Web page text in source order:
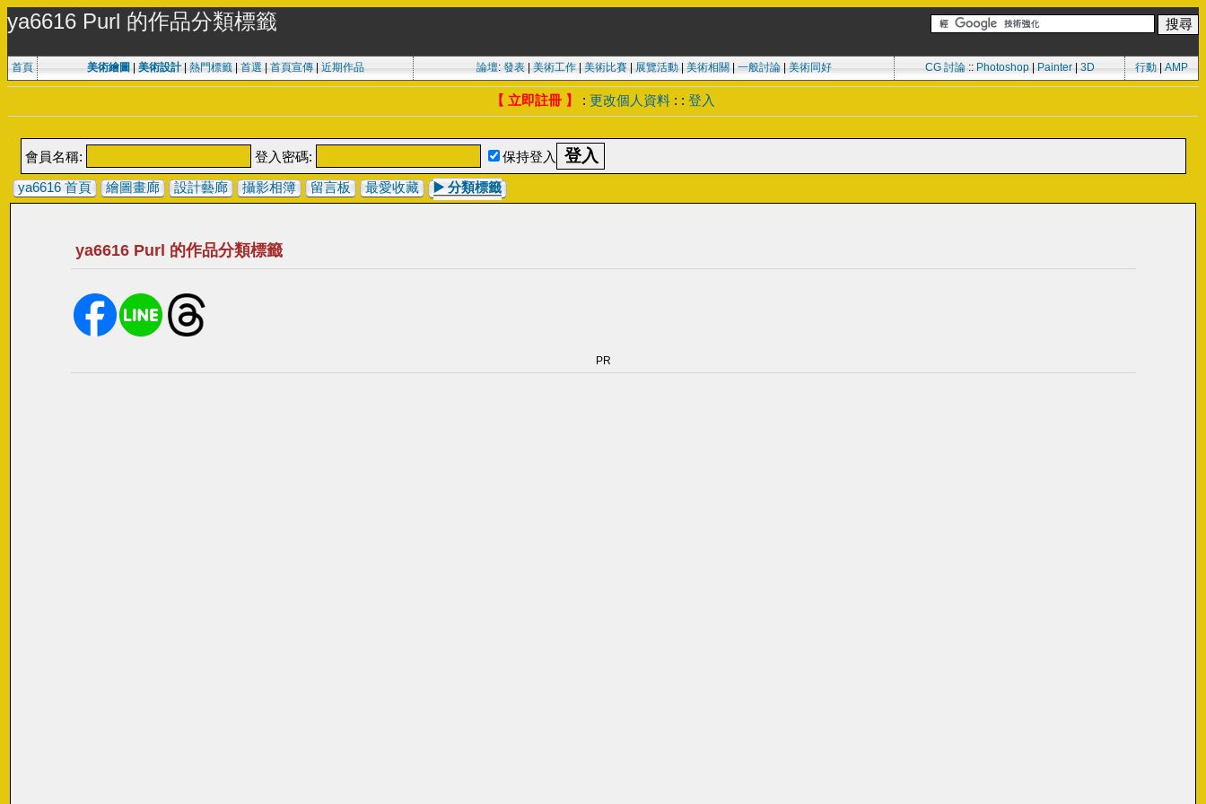
ya6616 Purl 的作品分類標籤
首頁 美術繪圖 美術設計| 熱門標籤| 首選 首頁宣傳| 近期作品 論壇: 發表| 美術工作| 美術比賽| 展覽活動| 美術相關 一般討論| 美術同好 CG 討論:: Photoshop| Painter| 3D 行動 AMP
【 立即註冊 】 : 更改個人資料 : : 登入
會員名稱: 登入密碼:
保持登入
ya6616 首頁
繪圖畫廊 設計藝廊 攝影相簿 留言板 最愛收藏 ▶️ 分類標籤
ya6616 Purl 的作品分類標籤
PR